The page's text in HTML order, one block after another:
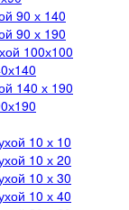
90 х 140
90 х 190
100х100
140 х 190
10 х 10
10 х 20
10 х 30
10 х 40